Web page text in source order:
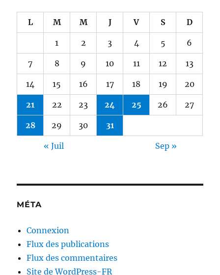
L M M J V S D
1 2 3 4 5 6
7 8 9 10 11 12 13
14 15 16 17 18 19 20
21 22 23 24 25 26 27
28 29 30 31
« Juil Sep »
MÉTA
Connexion
Flux des publications
Flux des commentaires
Site de WordPress-FR